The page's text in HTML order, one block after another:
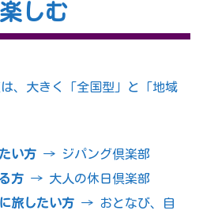
しむ
、大きく「全国型」と「地域
い方 → ジパング倶楽部
方 → 大人の休日倶楽部
旅したい方 → おとなび、自